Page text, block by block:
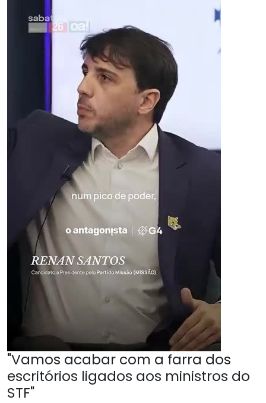
"Vamos acabar com a farra dos
escritórios ligados aos ministros do
STF"